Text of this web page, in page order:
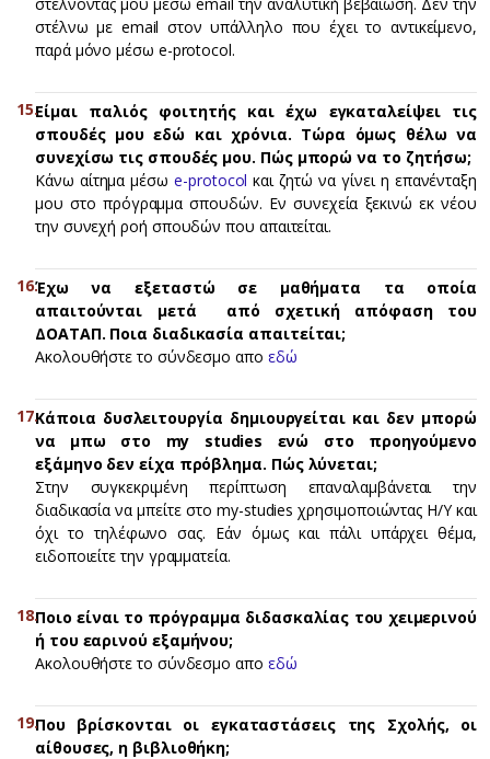
στέλνω με email στον υπάλληλο που έχει το αντικείμενο,
παρά μόνο μέσω e-protocol.
Eίμαι παλιός φοιτητής και έχω εγκαταλείψει τις
σπουδές μου εδώ και χρόνια. Τώρα όμως θέλω να
συνεχίσω τις σπουδές μου. Πώς μπορώ να το ζητήσω;
Kάνω αίτημα μέσωe-protocol και ζητώ να γίνει η επανένταξη
μου στο πρόγραμμα σπουδών. Εν συνεχεία ξεκινώ εκ νέου
την συνεχή ροή σπουδών που απαιτείται.
Έχω να εξεταστώ σε μαθήματα τα οποία
απαιτούνται μετά από σχετική απόφαση του
ΔΟΑΤΑΠ. Ποια διαδικασία απαιτείται;
Ακολουθήστε το σύνδεσμο απο εδώ
Kάποια δυσλειτουργία δημιουργείται και δεν μπορώ
να μπω στο my studies ενώ στο προηγούμενο
εξάμηνο δεν είχα πρόβλημα. Πώς λύνεται;
Στην συγκεκριμένη περίπτωση επαναλαμβάνεται την
διαδικασία να μπείτε στο my-studies χρησιμοποιώντας Η/Υ και
όχι το τηλέφωνο σας. Εάν όμως και πάλι υπάρχει θέμα,
ειδοποιείτε την γραμματεία.
Ποιο είναι το πρόγραμμα διδασκαλίας του χειμερινού
ή του εαρινού εξαμήνου;
Ακολουθήστε το σύνδεσμο απο εδώ
Που βρίσκονται οι εγκαταστάσεις της Σχολής, οι
αίθουσες, η βιβλιοθήκη;